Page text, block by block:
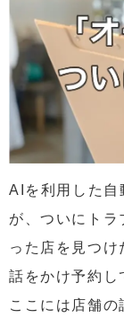
AIを利用した自
が、ついにトラ
った店を見つ
話をかけ予約し
ここには店舗